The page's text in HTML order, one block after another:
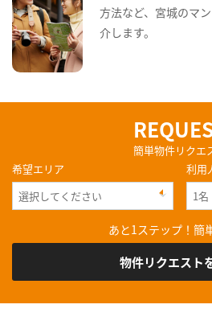
方法など、宮城のマ
介します。
簡単物件リクエ
希望エリア
利用
あと1ステップ！簡
物件リクエスト